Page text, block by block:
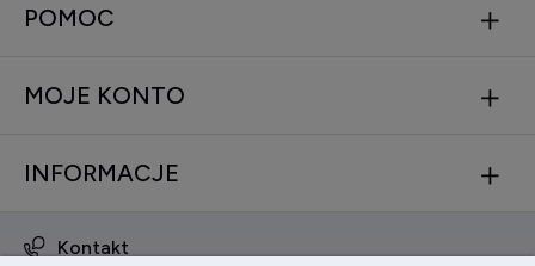
POMOC
MOJE KONTO
INFORMACJE
Kontakt